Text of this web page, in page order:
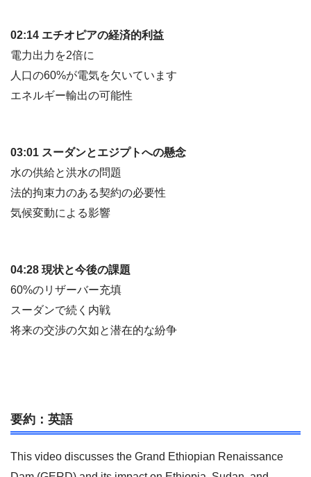
02:14 エチオピアの経済的利益
電力出力を2倍に
人口の60%が電気を欠いています
エネルギー輸出の可能性
03:01 スーダンとエジプトへの懸念
水の供給と洪水の問題
法的拘束力のある契約の必要性
気候変動による影響
04:28 現状と今後の課題
60%のリザーバー充填
スーダンで続く内戦
将来の交渉の欠如と潜在的な紛争
要約：英語
This video discusses the Grand Ethiopian Renaissance